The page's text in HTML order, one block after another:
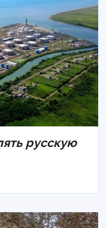
русскую